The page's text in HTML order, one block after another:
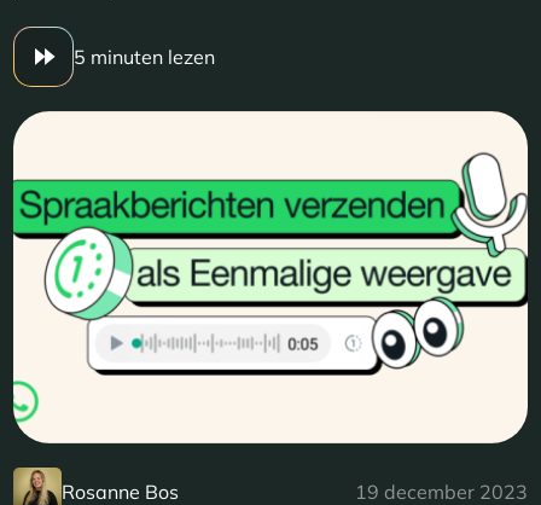
5 minuten lezen
Rosanne Bos 19 december 2023